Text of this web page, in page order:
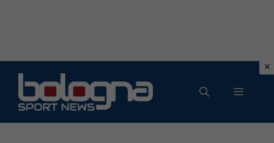
contenuto
MENU